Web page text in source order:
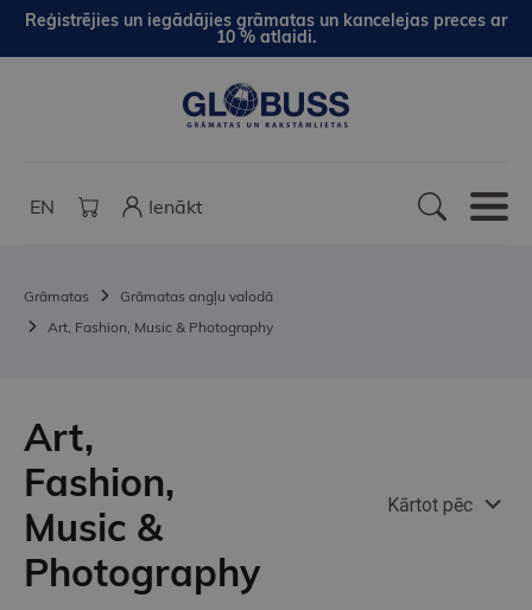
Reģistrējies un iegādājies grāmatas un kancelejas preces ar
10 % atlaidi.
EN Ienākt
Grāmatas
Grāmatas angļu valodā
Art, Fashion, Music & Photography
Art,
Fashion,
Music &
Photography
Kārtot pēc